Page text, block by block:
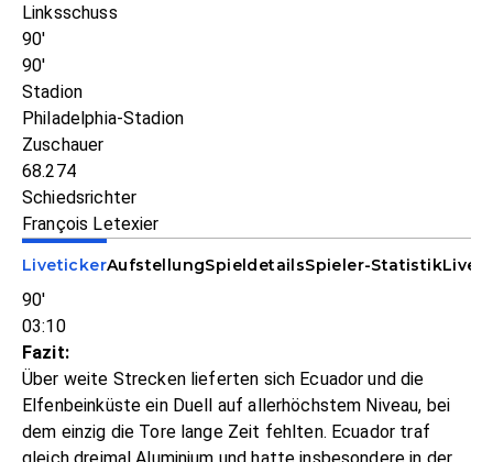
Linksschuss
90'
90'
Stadion
Philadelphia-Stadion
Zuschauer
68.274
Schiedsrichter
François Letexier
LivetickerAufstellungSpieldetailsSpieler-Statistik
90'
03:10
Fazit:
Über weite Strecken lieferten sich Ecuador und die
Elfenbeinküste ein Duell auf allerhöchstem Niveau, bei
dem einzig die Tore lange Zeit fehlten. Ecuador traf